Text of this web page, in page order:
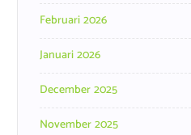
Februari 2026
Januari 2026
December 2025
November 2025